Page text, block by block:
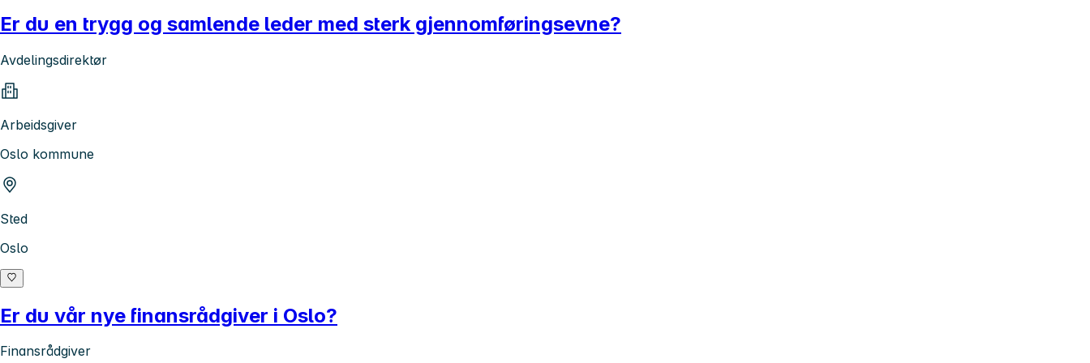
Er du en trygg og samlende leder med sterk gjennomføringsevne?
Avdelingsdirektør
Arbeidsgiver
Oslo kommune
Sted
Oslo
Er du vår nye finansrådgiver i Oslo?
Finansrådgiver